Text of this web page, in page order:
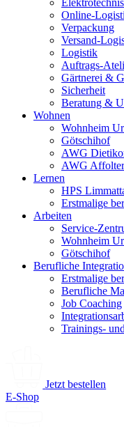
Online-
Verpackung
Versand-
Logistik
Auftrags-
Gärtnerei &
Sicherheit
Beratung &
Wohnen
Wohnheim
Götschihof
AWG
AWG
Lernen
HPS
Erstmalige
Arbeiten
Service-
Wohnheim
Götschihof
Berufliche
Erstmalige
Berufliche
Job Coaching
Trainings-
Jetzt bestellen
E-Shop